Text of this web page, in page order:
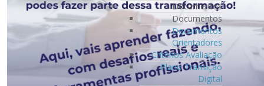
Documentos
Documentos
Documentos
Orientadores
Critérios Avaliação
Plano Transição
Digital